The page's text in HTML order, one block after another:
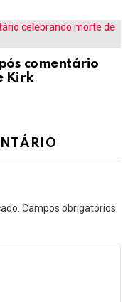
comentário
Kirk
Campos obrigatórios